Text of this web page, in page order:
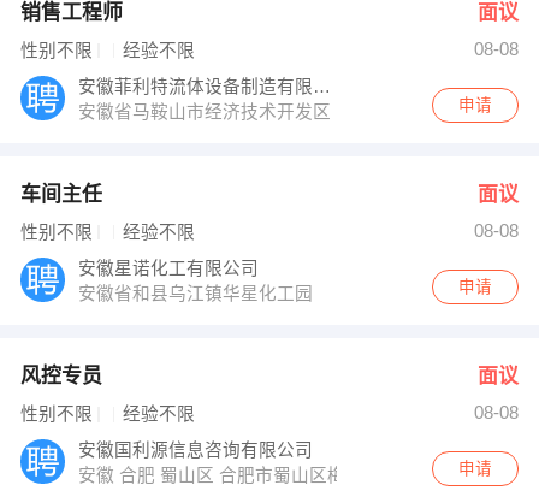
销售工程师 面议
性别不限 经验不限
08-08
安徽菲利特流体设备制造有限公司
安徽省马鞍山市经济技术开发区（阳湖路500号）申请
车间主任 面议
性别不限 经验不限
08-08
安徽星诺化工有限公司
安徽省和县乌江镇华星化工园
申请
风控专员 面议
性别不限 经验不限
08-08
安徽国利源信息咨询有限公司
安徽 合肥 蜀山区 合肥市蜀山区梅山路18号IFC国际金融
申请